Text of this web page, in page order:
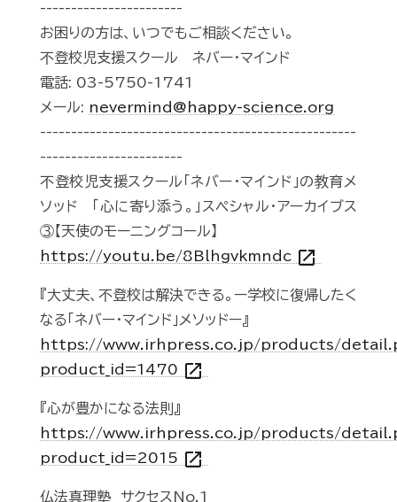
-----------------------
お困りの方は、いつでもご相談ください。
不登校児支援スクール ネバー・マインド
電話: 03-5750-1741
メール: nevermind@happy-science.org
---------------------------------------------------
-----------------------
不登校児支援スクール「ネバー・マインド」の教育メ
ソッド 「心に寄り添う。」スペシャル・アーカイブス
③【天使のモーニングコール】
https://youtu.be/8Blhgvkmndc open_in_new
『大丈夫、不登校は解決できる。ー学校に復帰したく
なる「ネバー・マインド」メソッドー』
https://www.irhpress.co.jp/products/
product_id=1470 open_in_new
『心が豊かになる法則』
https://www.irhpress.co.jp/products/
product_id=2015 open_in_new
仏法真理塾 サクセスNo.1